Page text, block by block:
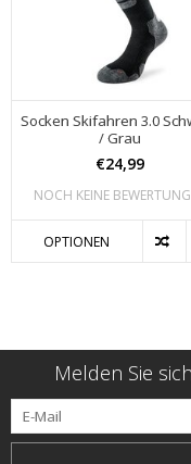
Socken Skifahren 3.0
/ Grau
€24,99
NOCH KEINE
OPTIONEN
Melden Sie